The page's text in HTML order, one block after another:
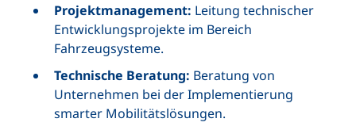
Projektmanagement: Leitung technischer
Entwicklungsprojekte im Bereich
Fahrzeugsysteme.
Technische Beratung: Beratung von
Unternehmen bei der Implementierung
smarter Mobilitätslösungen.